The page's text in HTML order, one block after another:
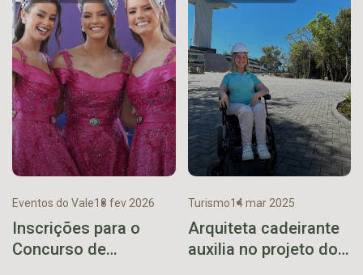
Eventos do Vale18 fev 2026
Inscrições para o
Concurso de
Turismo14 mar 2025
Arquiteta cadeirante
auxilia no projeto do